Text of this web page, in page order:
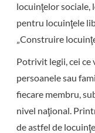
locuinţelor sociale,
pentru locuinţele
„Construire
Potrivit legii, cei ce
persoanele sau
fiecare membru,
nivel naţional.
de astfel de